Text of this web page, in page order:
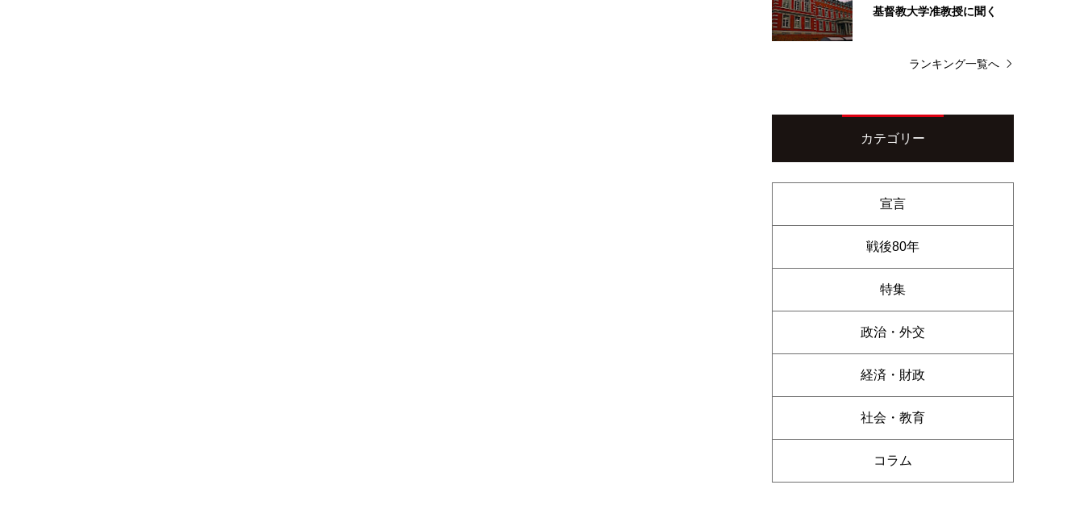
基督教大学准教授に聞く
ランキング一覧へ
カテゴリー
宣言
戦後80年
特集
政治・外交
経済・財政
社会・教育
コラム